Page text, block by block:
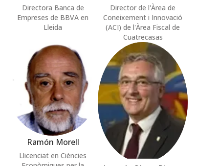
Directora Banca de
Empreses de BBVA en
Lleida
Director de l'Àrea de
Coneixement i Innovació
(ACI) de l'Àrea Fiscal de
Cuatrecasas
Ramón Morell
Llicenciat en Ciències